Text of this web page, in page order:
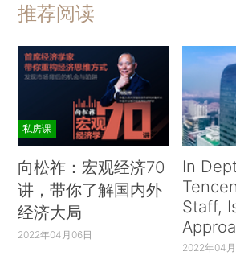
推荐阅读
私房课
向松祚：宏观经济70
讲，带你了解国内外
经济大局
2022年04月06日
In
Staff,
2022年04月